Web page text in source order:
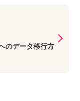
のデータ移行方